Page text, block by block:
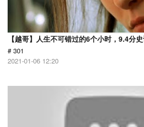
【越哥】人生不可错过的6个小时，9.4分
# 301
2021-01-06 12:20